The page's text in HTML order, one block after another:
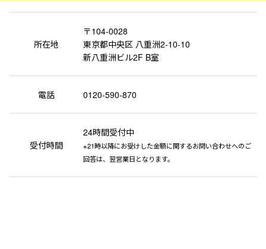
所在地
〒104-0028
東京都中央区 八重洲2-10-10
新八重洲ビル2F B室
電話 0120-590-870
受付時間
24時間受付中
※21時以降にお受けした金額に関するお問い合わせへのご
回答は、翌営業日となります。